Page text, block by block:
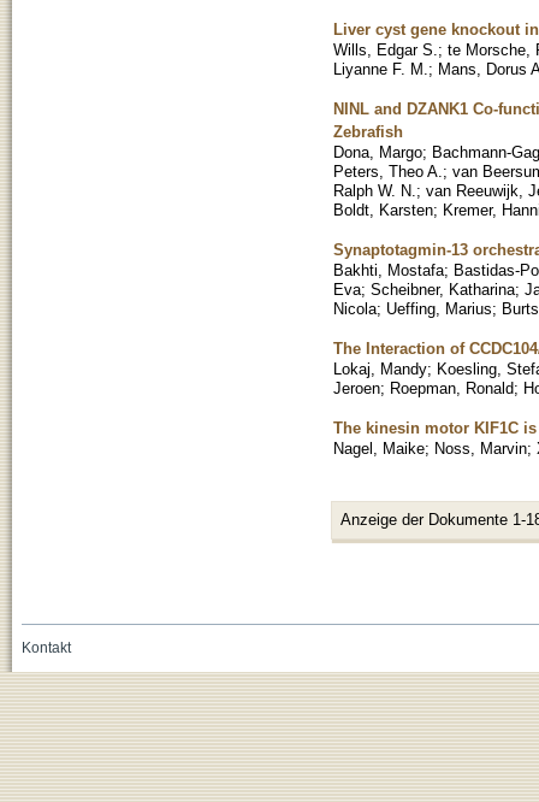
Liver cyst gene knockout
Wills, Edgar S. ; te Morsche,
Liyanne F. M. ; Mans, Dorus
NINL and DZANK1 Co-
Zebrafish
Dona, Margo; Bachmann-
Peters, Theo A. ; van
Ralph W. N. ; van Reeuwijk,
Boldt, Karsten; Kremer,
Synaptotagmin-13
Bakhti, Mostafa; Bastidas-
Eva; Scheibner, Katharina;
Nicola; Ueffing, Marius;
The Interaction of
Lokaj, Mandy; Koesling,
Jeroen; Roepman, Ronald;
The kinesin motor KIF1C
Nagel, Maike; Noss, Marvin;
Anzeige der Dokumente 1-
Kontakt